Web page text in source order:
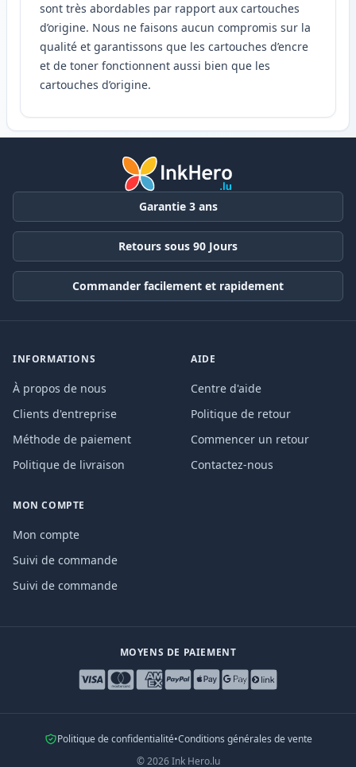
sont très abordables par rapport aux cartouches
d’origine. Nous ne faisons aucun compromis sur la
qualité et garantissons que les cartouches d’encre
et de toner fonctionnent aussi bien que les
cartouches d’origine.
Garantie 3 ans
Retours sous 90 Jours
Commander facilement et rapidement
INFORMATIONS
À propos de nous
Clients d'entreprise
Méthode de paiement
Politique de livraison
AIDE
Centre d'aide
Politique de retour
Commencer un retour
Contactez-nous
MON COMPTE
Mon compte
Suivi de commande
Suivi de commande
MOYENS DE PAIEMENT
Politique de confidentialité•Conditions générales de vente
©2026 Ink Hero.lu